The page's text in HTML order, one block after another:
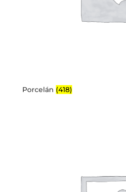
Porcelán (418)